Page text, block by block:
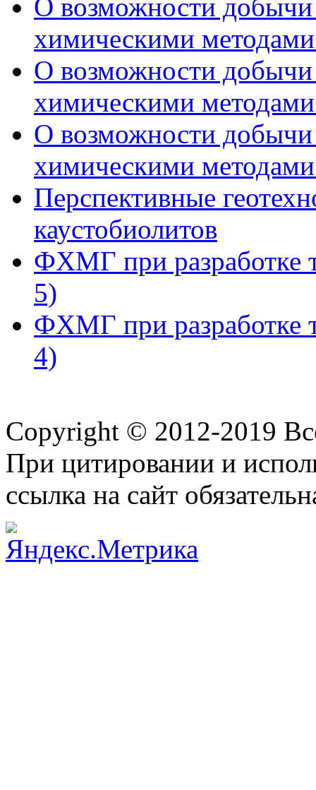
О возможности добычи
химическими
О возможности добычи
химическими
О возможности добычи
химическими
Перспективные
каустобиолитов
ФХМГ при разработке
5)
ФХМГ при разработке
4)
Copyright © 2012-2019
При цитировании и
ссылка на сайт